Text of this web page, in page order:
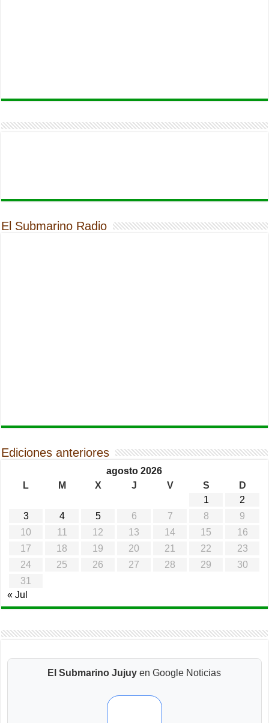
El Submarino Radio
Ediciones anteriores
agosto 2026
L
M X J V S
D
1
2
3
4 5 6 7 8
9
10
11 12 13 14 15
16
17
18 19 20 21 22
23
24
25 26 27 28 29
30
31
« Jul
El Submarino Jujuy en Google Noticias